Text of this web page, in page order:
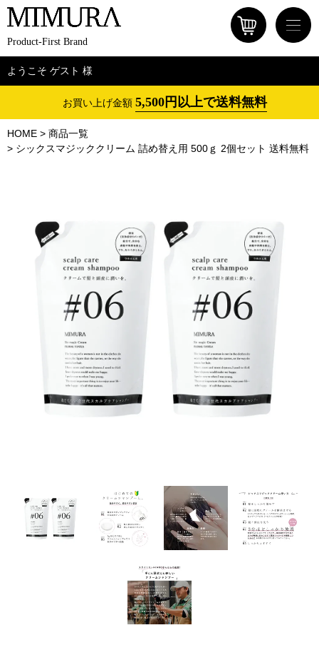
Product-First Brand
ようこそ ゲスト 様
お買い上げ金額 5,500円以上で送料無料
HOME
商品一覧
シックスマジッククリーム 詰め替え用 500ｇ 2個セット 送料無料